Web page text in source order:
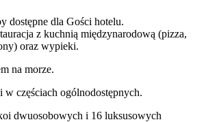
dostępne dla Gości hotelu.
z kuchnią międzynarodową (pizza,
oraz wypieki.
na morze.
w częściach ogólnodostępnych.
dwuosobowych i 16 luksusowych